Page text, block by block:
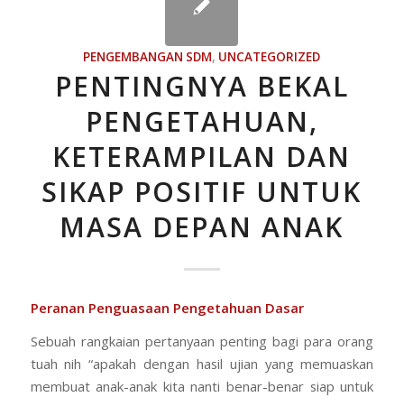
PENGEMBANGAN SDM, UNCATEGORIZED
PENTINGNYA BEKAL
PENGETAHUAN,
KETERAMPILAN DAN
SIKAP POSITIF UNTUK
MASA DEPAN ANAK
Peranan Penguasaan Pengetahuan Dasar
Sebuah rangkaian pertanyaan penting bagi para orang
tuah nih “apakah dengan hasil ujian yang memuaskan
membuat anak-anak kita nanti benar-benar siap untuk